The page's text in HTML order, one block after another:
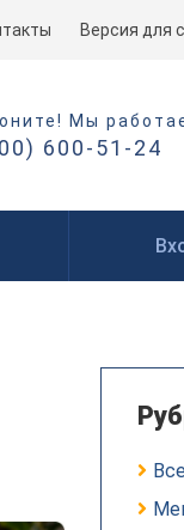
Версия для
Мы
600-51-24